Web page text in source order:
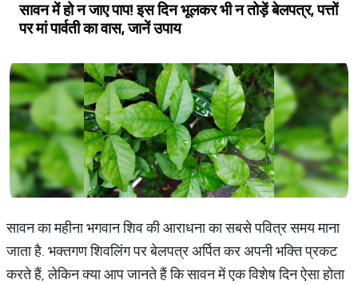
सावन में हो न जाए पाप! इस दिन भूलकर भी न तोड़ें बेलपत्र, पत्तों
पर मां पार्वती का वास, जानें उपाय
सावन का महीना भगवान शिव की आराधना का सबसे पवित्र समय माना
जाता है. भक्तगण शिवलिंग पर बेलपत्र अर्पित कर अपनी भक्ति प्रकट
करते हैं, लेकिन क्या आप जानते हैं कि सावन में एक विशेष दिन ऐसा होता